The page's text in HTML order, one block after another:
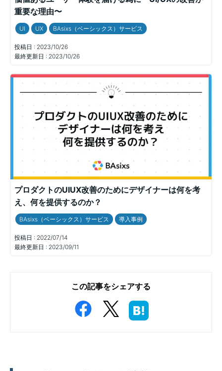
重要な理由〜
UI UX BAsixs（ベーシックス）サービス
投稿日 : 2023/10/26
最終更新日 : 2023/10/26
プロダクトのUIUX改善のためにデザイナーは何を考
え、何を提供するのか？
BAsixs（ベーシックス）サービス 導入事例
投稿日 : 2022/07/14
最終更新日 : 2023/09/11
この記事をシェアする